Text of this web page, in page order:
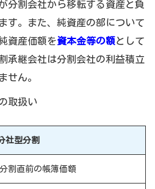
分割会社から移転する資産と負
す。また、純資産の部について
資産価額を資本金等の額として
承継会社は分割会社の利益積立
せん。
取扱い
社型分割
分割直前の帳簿価額